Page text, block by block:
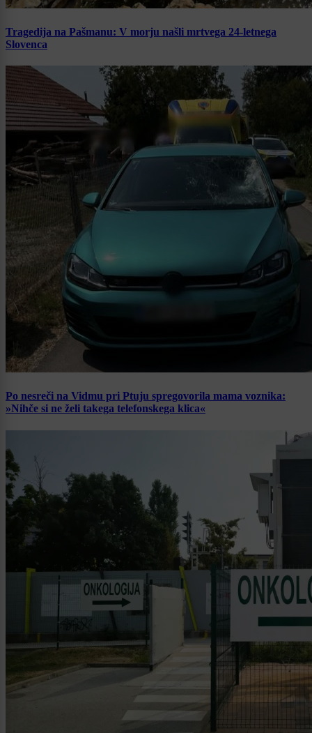
Tragedija na Pašmanu: V morju našli mrtvega 24-letnega
Slovenca
Po nesreči na Vidmu pri Ptuju spregovorila mama voznika:
»Nihče si ne želi takega telefonskega klica«